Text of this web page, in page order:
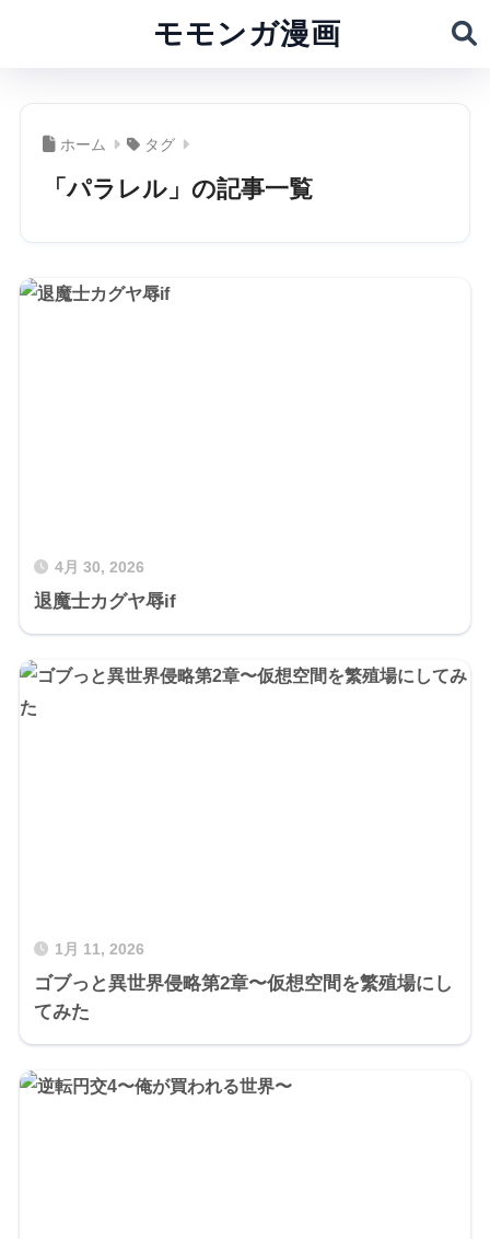
モモンガ漫画
ホーム タグ
「パラレル」の記事一覧
4月 30, 2026
退魔士カグヤ辱if
1月 11, 2026
ゴブっと異世界侵略第2章〜仮想空間を繁殖場にし
てみた